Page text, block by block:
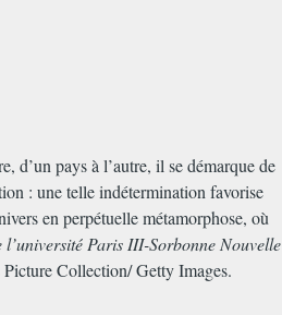
d’un pays à l’autre, il se démarque de
: une telle indétermination favorise
en perpétuelle métamorphose, où
l’université Paris III-Sorbonne Nouvelle
Collection/ Getty Images.